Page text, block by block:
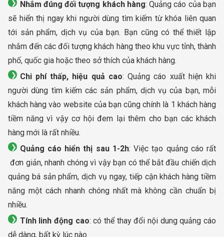
Nhắm đúng đối tượng khách hàng: Quảng cáo của bạn
sẽ hiển thị ngay khi người dùng tìm kiếm từ khóa liên quan
tới sản phẩm, dịch vụ của bạn. Bạn cũng có thể thiết lập
nhắm đến các đối tượng khách hàng theo khu vực tỉnh, thành
phố, quốc gia hoặc theo sở thích của khách hàng.
Chi phí thấp, hiệu quả cao: Quảng cáo xuất hiện khi
người dùng tìm kiếm các sản phẩm, dịch vụ của bạn, mỗi
khách hàng vào website của bạn cũng chính là 1 khách hàng
tiềm năng vì vậy cơ hội đem lại thêm cho bạn các khách
hàng mới là rất nhiều.
Quảng cáo hiển thị sau 1-2h: Việc tạo quảng cáo rất
đơn giản, nhanh chóng vì vậy bạn có thể bắt đầu chiến dịch
quảng bá sản phẩm, dịch vụ ngay, tiếp cận khách hàng tiềm
năng một cách nhanh chóng nhất mà không cần chuẩn bị
nhiều.
Tính linh động cao: có thể thay đổi nội dung quảng cáo
dễ dàng, bất kỳ lúc nào